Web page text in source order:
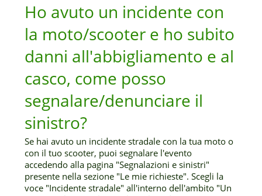
Ho avuto un incidente con
la moto/scooter e ho subito
danni all'abbigliamento e al
casco, come posso
segnalare/denunciare il
sinistro?
Se hai avuto un incidente stradale con la tua moto o
con il tuo scooter, puoi segnalare l'evento
accedendo alla pagina "Segnalazioni e sinistri"
presente nella sezione "Le mie richieste". Scegli la
voce "Incidente stradale" all'interno dell'ambito "Un